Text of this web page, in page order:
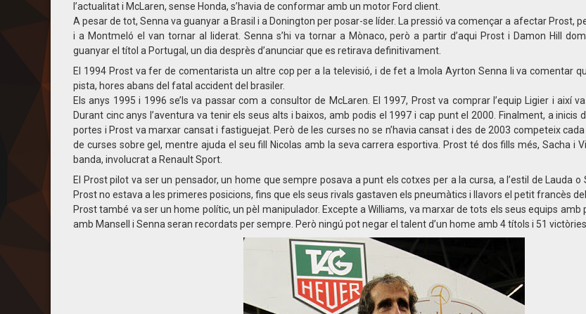
l’actualitat i McLaren, sense Honda, s’havia de conformar amb un motor Ford client.
A pesar de tot, Senna va guanyar a Brasil i a Donington per posar-se líder. La pressió va començar a afectar Prost,
i a Montmeló el van tornar al liderat. Senna s’hi va tornar a Mònaco, però a partir d’aqui Prost i Damon Hill
guanyar el títol a Portugal, un dia desprès d’anunciar que es retirava definitivament.
El 1994 Prost va fer de comentarista un altre cop per a la televisió, i de fet a Imola Ayrton Senna li va comentar
pista, hores abans del fatal accident del brasiler.
Els anys 1995 i 1996 se’ls va passar com a consultor de McLaren. El 1997, Prost va comprar l’equip Ligier i així
Durant cinc anys l’aventura va tenir els seus alts i baixos, amb podis el 1997 i cap punt el 2000. Finalment, a inicis
portes i Prost va marxar cansat i fastiguejat. Però de les curses no se n’havia cansat i des de 2003 competeix
de curses sobre gel, mentre ajuda el seu fill Nicolas amb la seva carrera esportiva. Prost té dos fills més, Sacha i
banda, involucrat a Renault Sport.
El Prost pilot va ser un pensador, un home que sempre posava a punt els cotxes per a la cursa, a l’estil de Lauda
Prost no estava a les primeres posicions, fins que els seus rivals gastaven els pneumàtics i llavors el petit francès
Prost també va ser un home polític, un pèl manipulador. Excepte a Williams, va marxar de tots els seus equips amb
amb Mansell i Senna seran recordats per sempre. Però ningú pot negar el talent d’un home amb 4 títols i 51 victòries.